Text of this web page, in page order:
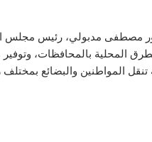
مصطفى مدبولي، رئيس مجلس
المحلية بالمحافظات، وتوفير
المواطنين والبضائع بمختلف